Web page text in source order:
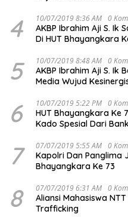
4 10/07/2019 8:36 AM 0
AKBP Ibrahim Aji S. Ik
Di HUT Bhayangkara
5 10/07/2019 8:48 AM 0
AKBP Ibrahim Aji S. Ik
Media Wujud
6 10/07/2019 5:22 PM 0
HUT Bhayangkara Ke
Kado Spesial Dari
7 07/07/2019 5:55 AM 0
Kapolri Dan Panglima
Bhayangkara Ke 73
8 07/07/2019 6:31 AM 0
Aliansi Mahasiswa
Trafficking